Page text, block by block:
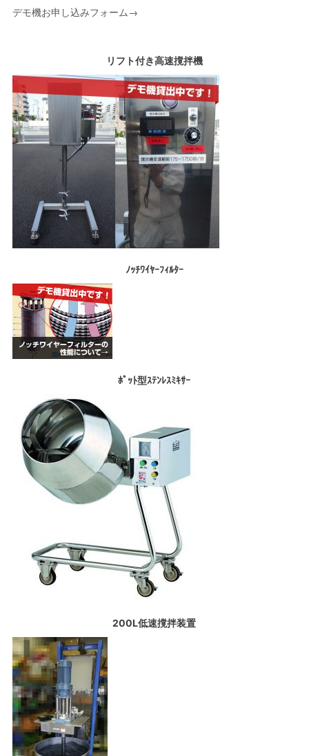
デモ機お申し込みフォーム→
リフト付き高速撹拌機
ﾉｯﾁﾜｲﾔｰﾌｨﾙﾀｰ
ﾎﾟｯﾄ型ｽﾃﾝﾚｽﾐｷｻｰ
200L低速撹拌装置